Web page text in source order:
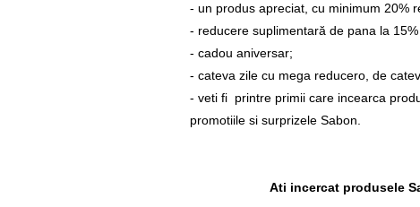
- un produs apreciat, cu minimum 20%
- reducere suplimentară de pana la
- cadou aniversar;
- cateva zile cu mega reducero, de
- veti fi printre primii care incearca
promotiile si surprizele Sabon.
Ati incercat produsele